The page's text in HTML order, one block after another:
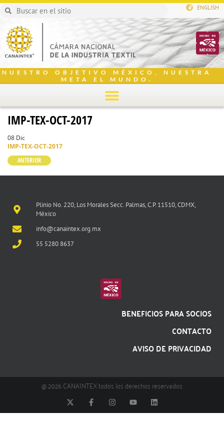
ENGLISH
NUESTRO OBJETIVO MÉXICO, NUESTRA
META EL MUNDO.
IMP-TEX-OCT-2017
08 Dic
IMP-TEX-OCT-2017
ANTERIOR
Plinio No. 220, Los Morales Secc. Palmas, C.P. 11510, CDMX,
México
info@canaintex.org.mx
55 5280 8637
BENEFICIOS PARA SOCIOS
CONTACTO
AVISO DE PRIVACIDAD
@ 2026 CANAINTEX todos los derechos reservados